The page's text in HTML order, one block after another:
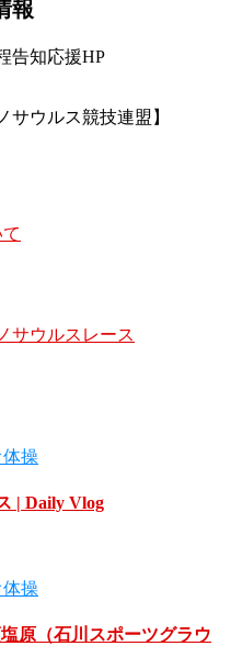
報
告知応援HP
サウルス競技連盟】
体操
| Daily Vlog
体操
原（石川スポーツグラウ